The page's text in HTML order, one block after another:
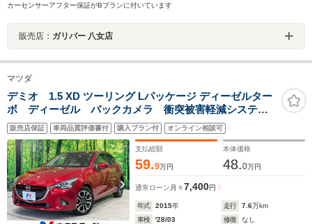
カーセンサーアフター保証がBプランに付いています
販売店： ガリバー 八女店
マツダ
デミオ 1.5 XD ツーリング Lパッケージ ディーゼルター
ボ ディーゼル バックカメラ 衝突被害軽減システ
ム 禁煙車 レザーシート ドラレコ スマートキー
LEDヘッド ビルトインETC クルコン 純正16インチ
アルミ オートライト オートエアコン
販売店保証 車両品質評価書付 購入プラン付 オンライン相談可
支払総額
59.9万円
本体価格
48.0万円
通常ローン 月々7,400円
年式 2015年 走行 7.6万km
車検
'28/03 修復
なし